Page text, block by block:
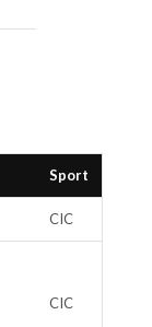
Sport
CIC
CIC